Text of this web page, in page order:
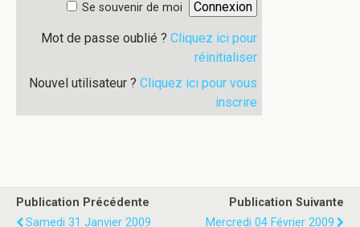
Se souvenir de moi
Mot de passe oublié ? Cliquez ici pour
réinitialiser
Nouvel utilisateur ? Cliquez ici pour vous
inscrire
Publication Précédente
Samedi 31 Janvier 2009
Publication Suivante
Mercredi 04 Février 2009